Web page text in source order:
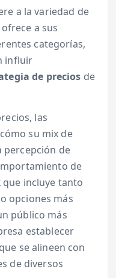
a la variedad de
a sus
categorías,
influir
de precios de
las
su mix de
percepción de
de
incluye tanto
opciones más
público más
establecer
se alineen con
de diversos